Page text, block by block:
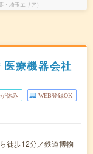
埼玉エリア）
医療機器会社
休み WEB登録OK
徒歩12分／鉄道博物